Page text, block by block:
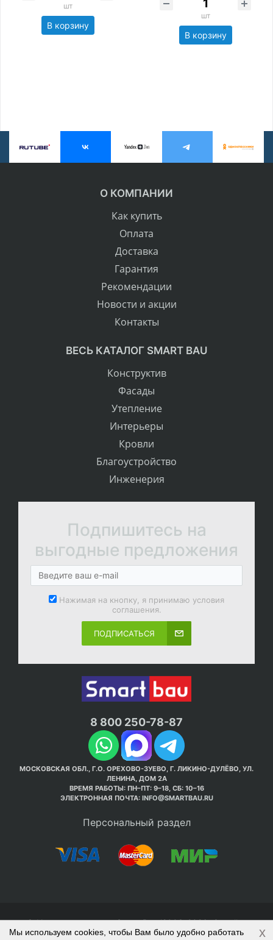
шт
В корзину
шт
В корзину
О КОМПАНИИ
Как купить
Оплата
Доставка
Гарантия
Рекомендации
Новости и акции
Контакты
ВЕСЬ КАТАЛОГ SMART BAU
Конструктив
Фасады
Утепление
Интерьеры
Кровли
Благоустройство
Инженерия
Подпишитесь на
выгодные предложения
Нажимая на кнопку, я принимаю условия
соглашения.
ПОДПИСАТЬСЯ
8 800 250-78-87
МОСКОВСКАЯ ОБЛ., Г.О. ОРЕХОВО-ЗУЕВО, Г. ЛИКИНО-ДУЛЁВО, УЛ.
ЛЕНИНА, ДОМ 2А
ВРЕМЯ РАБОТЫ: ПН–ПТ: 9–18, СБ: 10–16
ЭЛЕКТРОННАЯ ПОЧТА: INFO@SMARTBAU.RU
Персональный раздел
© Интернет-магазин Smart Bau ’2003-2026. Стройте
правильно с 1-го раза.
Мы используем cookies, чтобы Вам было удобно работать
x